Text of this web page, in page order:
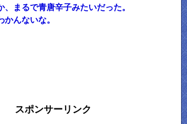
、まるで青唐辛子みたいだった。
かんないな。
スポンサーリンク